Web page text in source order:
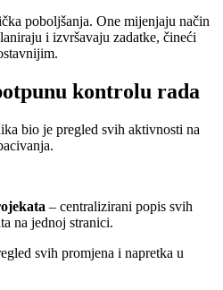
poboljšanja. One mijenjaju način
i izvršavaju zadatke, čineći
kontrolu rada
bio je pregled svih aktivnosti na
– centralizirani popis svih
na jednoj stranici.
svih promjena i napretka u